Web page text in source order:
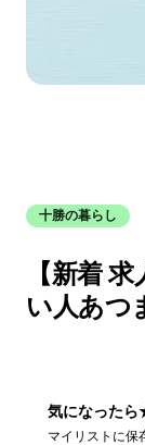
十勝の暮らし
【新着
い人あつ
気になったら
マイリストに保